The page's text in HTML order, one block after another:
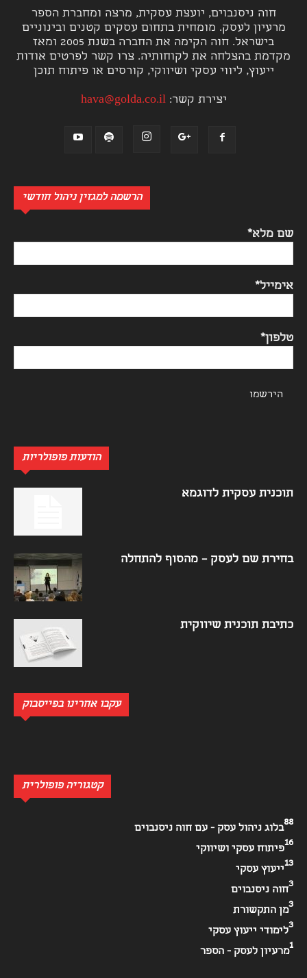
חוה ניסנבוים, יועצת עסקית, מרצה ומחברת הספר
מרעיון לעסק. מומחית בתחום עסקים קטנים ובינוניים
בישראל. חוה הקימה את החברה בשנת 2005 ומאז
מקדמת בהצלחה את לקוחותיה. צרו קשר לפרטים אודות
ייעוץ, ליווי עסקי ושיווקי, קורסים או פיתוח תוכן
יצירת קשר:hava@golda.co.il
הרשמה למגזין ניהול חודשי
שם מלא*
אימייל*
טלפון*
הודעות פופולריות
תוכנית עסקית לדוגמא
בחירת שם לעסק – מהסוף להתחלה
כתיבת תוכנית שיווקית
עקבו אחרינו בפייסבוק
קטגוריה פופולרית
בלוג ניהול עסק - עם חוה ניסנבוים
88
פיתוח עסקי ושיווקי
16
ייעוץ עסקי
13
חוה ניסנבוים
3
מן התקשורת
3
לימודי ייעוץ עסקי
3
מרעיון לעסק - הספר
1